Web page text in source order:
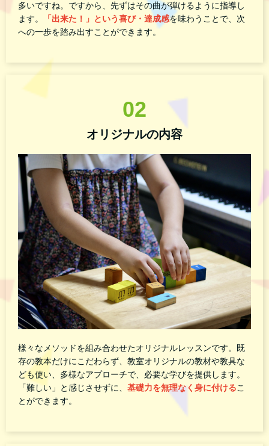
多いですね。ですから、先ずはその曲が弾けるように指導し
ます。
「出来た！」という喜び・達成感を味わうことで、次
への一歩を踏み出すことができます。
02
オリジナルの内容
様々なメソッドを組み合わせたオリジナルレッスンです。既
存の教本だけにこだわらず、教室オリジナルの教材や教具な
ども使い、多様なアプローチで、必要な学びを提供します。
「難しい」と感じさせずに、 基礎力を無理なく身に付けるこ
とができます。